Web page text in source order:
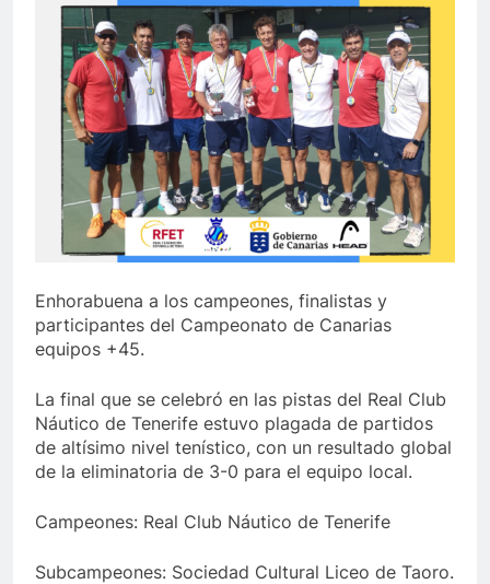
Enhorabuena a los campeones, finalistas y
participantes del Campeonato de Canarias
equipos +45.
La final que se celebró en las pistas del Real Club
Náutico de Tenerife estuvo plagada de partidos
de altísimo nivel tenístico, con un resultado global
de la eliminatoria de 3-0 para el equipo local.
Campeones: Real Club Náutico de Tenerife
Subcampeones: Sociedad Cultural Liceo de Taoro.